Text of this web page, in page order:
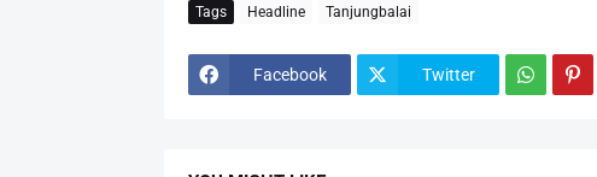
Tags Headline Tanjungbalai
Facebook Twitter